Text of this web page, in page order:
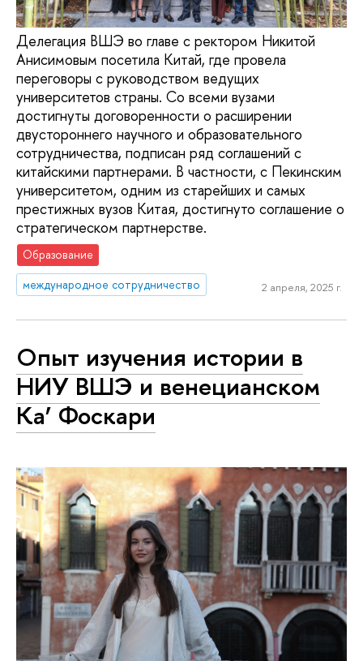
Делегация ВШЭ во главе с ректором Никитой
Анисимовым посетила Китай, где провела
переговоры с руководством ведущих
университетов страны. Со всеми вузами
достигнуты договоренности о расширении
двустороннего научного и образовательного
сотрудничества, подписан ряд соглашений с
китайскими партнерами. В частности, с Пекинским
университетом, одним из старейших и самых
престижных вузов Китая, достигнуто соглашение о
стратегическом партнерстве.
Образование
международное сотрудничество
2 апреля, 2025 г.
Опыт изучения истории в
НИУ ВШЭ и венецианском
Ка’ Фоскари